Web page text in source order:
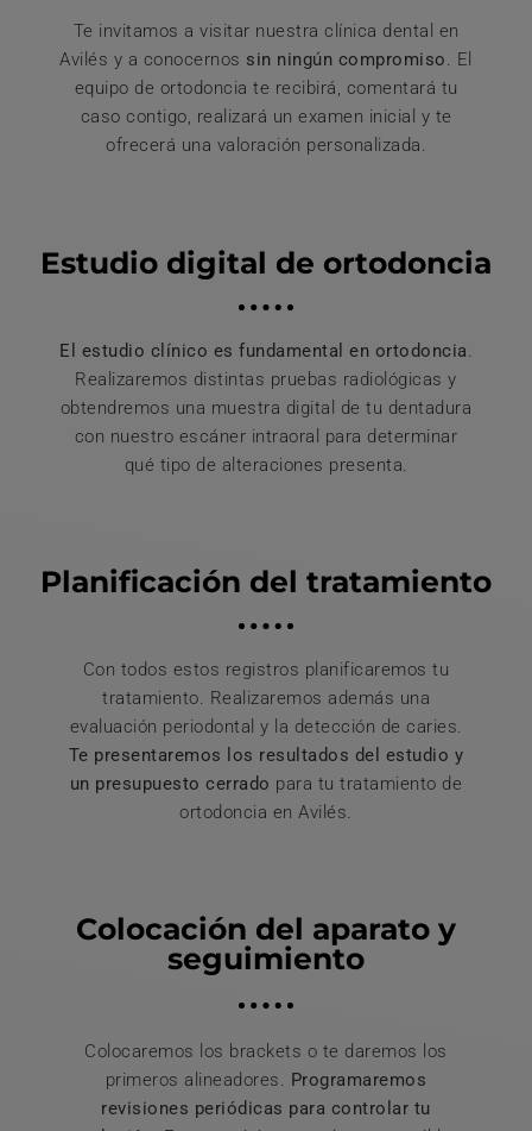
Te invitamos a visitar nuestra clínica dental en
Avilés y a conocernos sin ningún compromiso. El
equipo de ortodoncia te recibirá, comentará tu
caso contigo, realizará un examen inicial y te
ofrecerá una valoración personalizada.
Estudio digital de ortodoncia
El estudio clínico es fundamental en ortodoncia.
Realizaremos distintas pruebas radiológicas y
obtendremos una muestra digital de tu dentadura
con nuestro escáner intraoral para determinar
qué tipo de alteraciones presenta.
Planificación del tratamiento
Con todos estos registros planificaremos tu
tratamiento. Realizaremos además una
evaluación periodontal y la detección de caries.
Te presentaremos los resultados del estudio y
un presupuesto cerrado para tu tratamiento de
ortodoncia en Avilés.
Colocación del aparato y
seguimiento
Colocaremos los brackets o te daremos los
primeros alineadores. Programaremos
revisiones periódicas para controlar tu